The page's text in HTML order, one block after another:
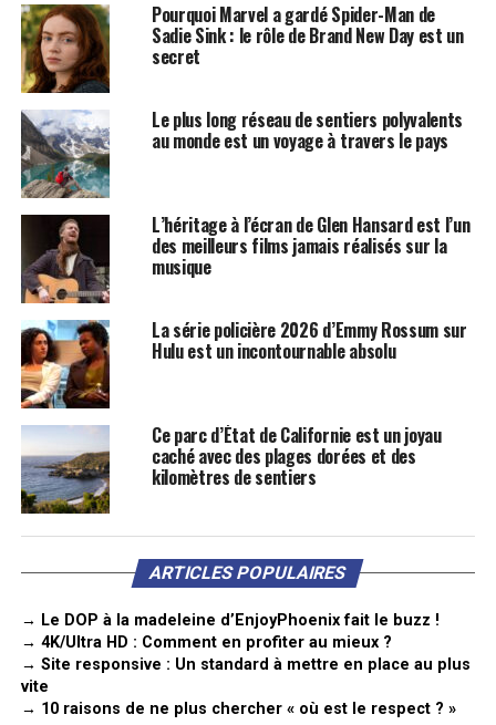
Pourquoi Marvel a gardé Spider-Man de
Sadie Sink : le rôle de Brand New Day est un
secret
Le plus long réseau de sentiers polyvalents
au monde est un voyage à travers le pays
L’héritage à l’écran de Glen Hansard est l’un
des meilleurs films jamais réalisés sur la
musique
La série policière 2026 d’Emmy Rossum sur
Hulu est un incontournable absolu
Ce parc d’État de Californie est un joyau
caché avec des plages dorées et des
kilomètres de sentiers
ARTICLES POPULAIRES
→ Le DOP à la madeleine d’EnjoyPhoenix fait le buzz !
→ 4K/Ultra HD : Comment en profiter au mieux ?
→ Site responsive : Un standard à mettre en place au plus
vite
→ 10 raisons de ne plus chercher « où est le respect ? »